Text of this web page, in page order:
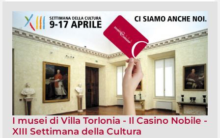
I musei di Villa Torlonia - Il Casino Nobile -
XIII Settimana della Cultura